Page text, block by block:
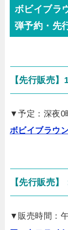
ボビイブラ
弾予約・先
【先行販売】
▼予定：深夜0
ボビイブラウ
【先行販売】
▼販売時間：